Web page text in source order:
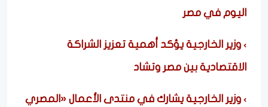
اليوم في مصر
وزير الخارجية يؤكد أهمية تعزيز الشراكة
الاقتصادية بين مصر وتشاد
وزير الخارجية يشارك في منتدى الأعمال «المصري